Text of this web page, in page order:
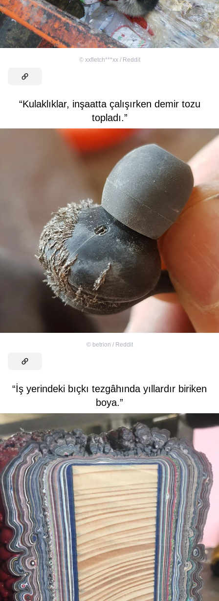
© xxfletch***xx / Reddit
“Kulaklıklar, inşaatta çalışırken demir tozu
topladı.”
© betrion / Reddit
“İş yerindeki bıçkı tezgâhında yıllardır biriken
boya.”